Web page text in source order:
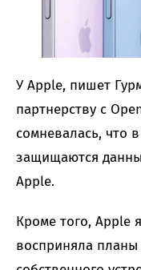
У Apple, пишет
партнерству с
сомневалась, что
защищаются
Apple.
Кроме того, Apple
восприняла